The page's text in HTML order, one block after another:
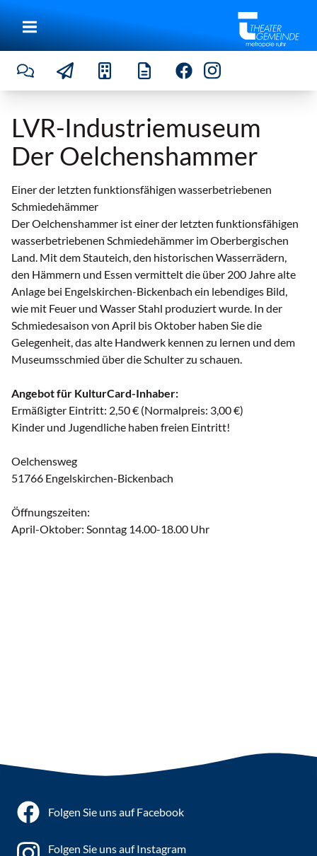
LVR-Industriemuseum
Der Oelchenshammer
Einer der letzten funktionsfähigen wasserbetriebenen
Schmiedehämmer
Der Oelchenshammer ist einer der letzten funktionsfähigen
wasserbetriebenen Schmiedehämmer im Oberbergischen
Land. Mit dem Stauteich, den historischen Wasserrädern,
den Hämmern und Essen vermittelt die über 200 Jahre alte
Anlage bei Engelskirchen-Bickenbach ein lebendiges Bild,
wie mit Feuer und Wasser Stahl produziert wurde. In der
Schmiedesaison von April bis Oktober haben Sie die
Gelegenheit, das alte Handwerk kennen zu lernen und dem
Museumsschmied über die Schulter zu schauen.
Angebot für KulturCard-Inhaber:
Ermäßigter Eintritt: 2,50 € (Normalpreis: 3,00 €)
Kinder und Jugendliche haben freien Eintritt!
Oelchensweg
51766 Engelskirchen-Bickenbach
Öffnungszeiten:
April-Oktober: Sonntag 14.00-18.00 Uhr
Folgen Sie uns auf Facebook
Folgen Sie uns auf Instagram